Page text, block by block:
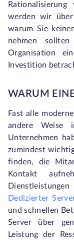
werden wir
warum Sie
nehmen
Organisation
Investition
WARUM
Fast alle
andere Weise
Unternehmen
zumindest
finden, die
Kontakt
Dedizierter
und schnellen
Server über
Leistung der